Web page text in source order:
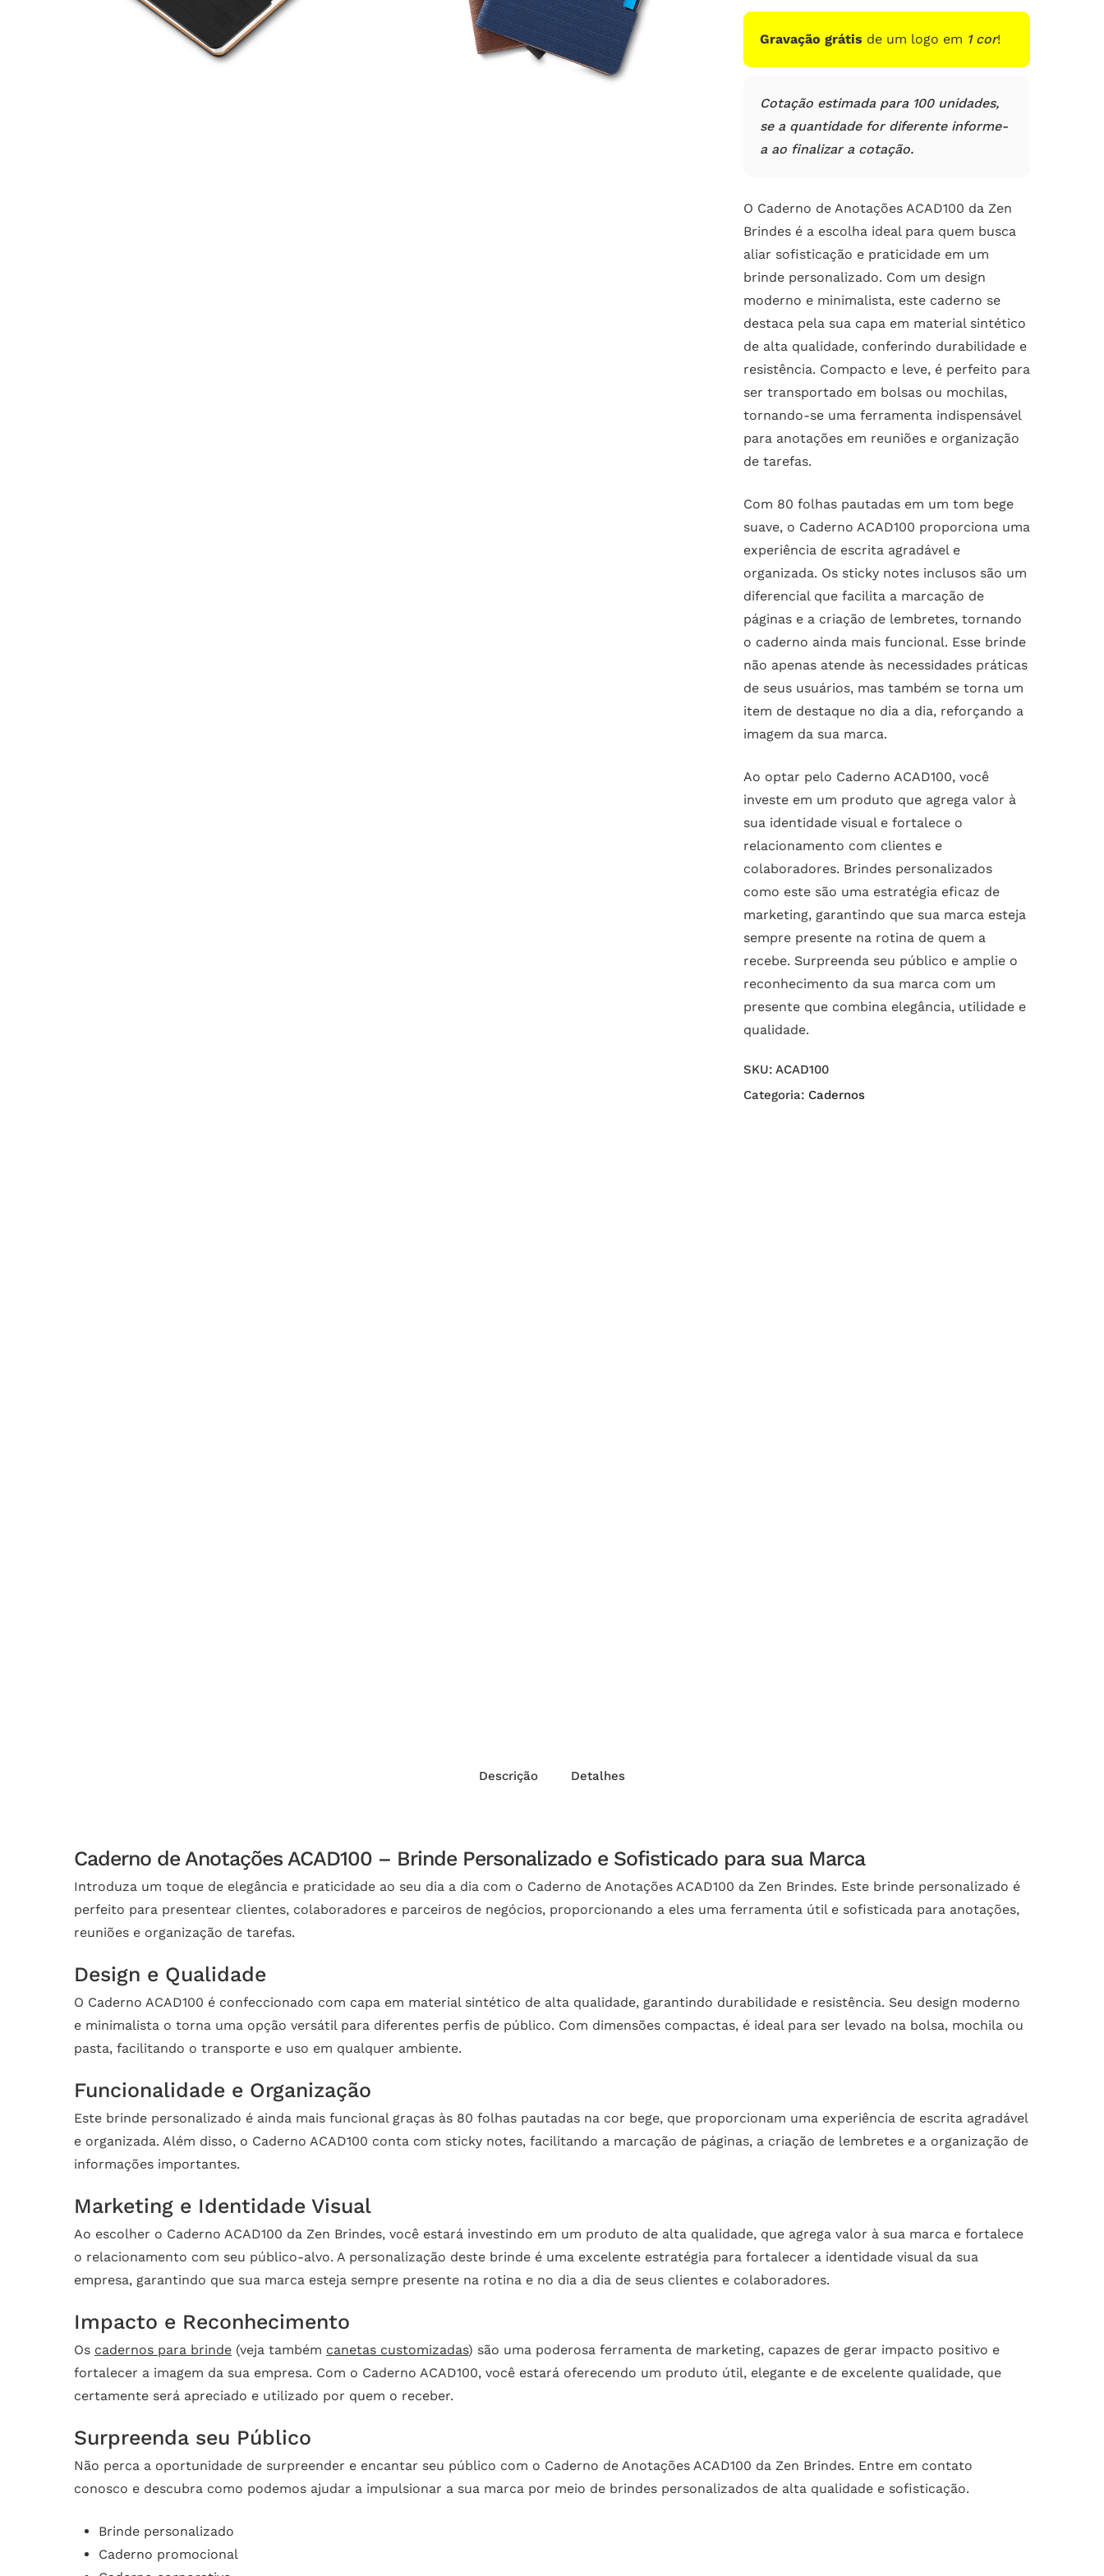
clientes
Gravação grátis de um logo em 1 cor!
Cotação estimada para 100 unidades,
se a quantidade for diferente informe-
a ao finalizar a cotação.
O Caderno de Anotações ACAD100 da Zen
Brindes é a escolha ideal para quem busca
aliar sofisticação e praticidade em um
brinde personalizado. Com um design
moderno e minimalista, este caderno se
destaca pela sua capa em material sintético
de alta qualidade, conferindo durabilidade e
resistência. Compacto e leve, é perfeito para
ser transportado em bolsas ou mochilas,
tornando-se uma ferramenta indispensável
para anotações em reuniões e organização
de tarefas.
Com 80 folhas pautadas em um tom bege
suave, o Caderno ACAD100 proporciona uma
experiência de escrita agradável e
organizada. Os sticky notes inclusos são um
diferencial que facilita a marcação de
páginas e a criação de lembretes, tornando
o caderno ainda mais funcional. Esse brinde
não apenas atende às necessidades práticas
de seus usuários, mas também se torna um
item de destaque no dia a dia, reforçando a
imagem da sua marca.
Ao optar pelo Caderno ACAD100, você
investe em um produto que agrega valor à
sua identidade visual e fortalece o
relacionamento com clientes e
colaboradores. Brindes personalizados
como este são uma estratégia eficaz de
marketing, garantindo que sua marca esteja
sempre presente na rotina de quem a
recebe. Surpreenda seu público e amplie o
reconhecimento da sua marca com um
presente que combina elegância, utilidade e
qualidade.
SKU: ACAD100
Categoria: Cadernos
Descrição Detalhes
Caderno de Anotações ACAD100 – Brinde Personalizado e Sofisticado para sua Marca
Introduza um toque de elegância e praticidade ao seu dia a dia com o Caderno de Anotações ACAD100 da Zen Brindes. Este brinde personalizado é
perfeito para presentear clientes, colaboradores e parceiros de negócios, proporcionando a eles uma ferramenta útil e sofisticada para anotações,
reuniões e organização de tarefas.
Design e Qualidade
O Caderno ACAD100 é confeccionado com capa em material sintético de alta qualidade, garantindo durabilidade e resistência. Seu design moderno
e minimalista o torna uma opção versátil para diferentes perfis de público. Com dimensões compactas, é ideal para ser levado na bolsa, mochila ou
pasta, facilitando o transporte e uso em qualquer ambiente.
Funcionalidade e Organização
Este brinde personalizado é ainda mais funcional graças às 80 folhas pautadas na cor bege, que proporcionam uma experiência de escrita agradável
e organizada. Além disso, o Caderno ACAD100 conta com sticky notes, facilitando a marcação de páginas, a criação de lembretes e a organização de
informações importantes.
Marketing e Identidade Visual
Ao escolher o Caderno ACAD100 da Zen Brindes, você estará investindo em um produto de alta qualidade, que agrega valor à sua marca e fortalece
o relacionamento com seu público-alvo. A personalização deste brinde é uma excelente estratégia para fortalecer a identidade visual da sua
empresa, garantindo que sua marca esteja sempre presente na rotina e no dia a dia de seus clientes e colaboradores.
Impacto e Reconhecimento
Os cadernos para brinde (veja também canetas customizadas) são uma poderosa ferramenta de marketing, capazes de gerar impacto positivo e
fortalecer a imagem da sua empresa. Com o Caderno ACAD100, você estará oferecendo um produto útil, elegante e de excelente qualidade, que
certamente será apreciado e utilizado por quem o receber.
Surpreenda seu Público
Não perca a oportunidade de surpreender e encantar seu público com o Caderno de Anotações ACAD100 da Zen Brindes. Entre em contato
conosco e descubra como podemos ajudar a impulsionar a sua marca por meio de brindes personalizados de alta qualidade e sofisticação.
Brinde personalizado
Caderno promocional